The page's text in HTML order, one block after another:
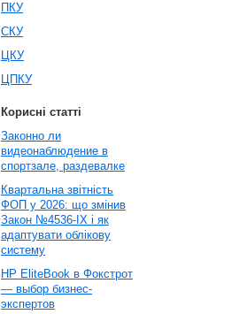
ПКУ
СКУ
ЦКУ
ЦПКУ
Корисні статті
Законно ли
видеонаблюдение в
спортзале, раздевалке
Квартальна звітність
ФОП у 2026: що змінив
Закон №4536-IX і як
адаптувати облікову
систему
HP EliteBook в Фокстрот
— выбор бизнес-
экспертов